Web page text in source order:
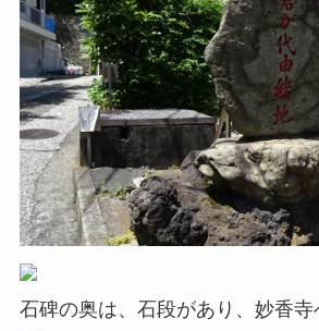
石碑の奥は、石段があり、妙香寺